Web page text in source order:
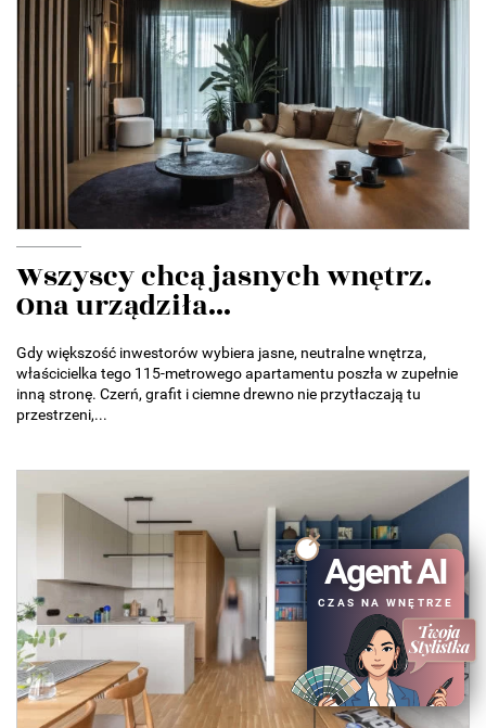
Wszyscy chcą jasnych wnętrz.
Ona urządziła...
Gdy większość inwestorów wybiera jasne, neutralne wnętrza,
właścicielka tego 115-metrowego apartamentu poszła w zupełnie
inną stronę. Czerń, grafit i ciemne drewno nie przytłaczają tu
przestrzeni,...
Agent AI
CZAS NA WNĘTRZE